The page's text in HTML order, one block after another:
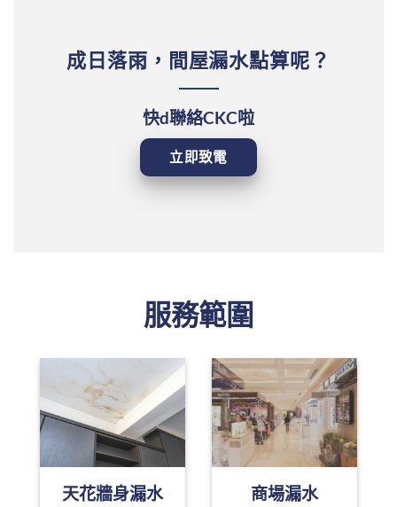
成日落雨，間屋漏水點算呢？
快d聯絡CKC啦
立即致電
服務範圍
天花牆身漏水 商場漏水